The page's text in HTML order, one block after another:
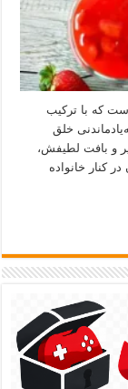
که با ترکیب
خلق
و بافت لطیفش،
کنار خانواده